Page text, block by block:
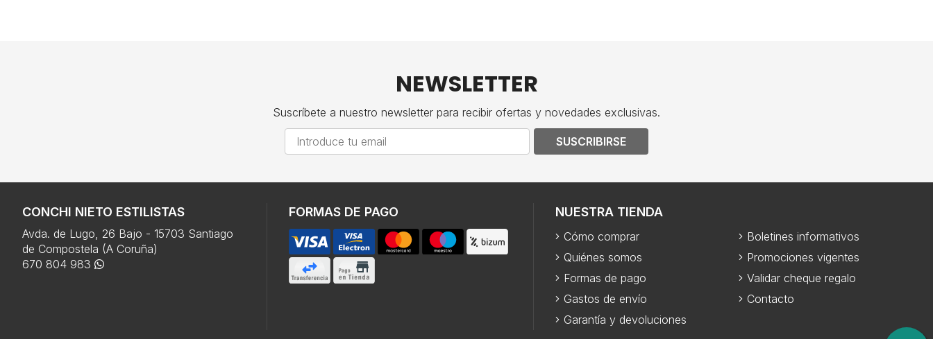
NEWSLETTER
Suscríbete a nuestro newsletter para recibir ofertas y novedades exclusivas.
SUSCRIBIRSE
CONCHI NIETO ESTILISTAS
Avda. de Lugo, 26 Bajo - 15703 Santiago
de Compostela (A Coruña)
670 804 983
FORMAS DE PAGO NUESTRA TIENDA
Cómo comprar
Quiénes somos
Formas de pago
Gastos de envío
Garantía y devoluciones
Boletines informativos
Promociones vigentes
Validar cheque regalo
Contacto